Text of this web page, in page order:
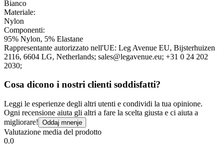
Bianco
Materiale:
Nylon
Componenti:
95% Nylon, 5% Elastane
Rappresentante autorizzato nell'UE: Leg Avenue EU, Bijsterhuizen
2116, 6604 LG, Netherlands; sales@legavenue.eu; +31 0 24 202
2030;
Cosa dicono i nostri clienti soddisfatti?
Leggi le esperienze degli altri utenti e condividi la tua opinione.
Ogni recensione aiuta gli altri a fare la scelta giusta e ci aiuta a
migliorare! Oddaj mnenje
Valutazione media del prodotto
0.0